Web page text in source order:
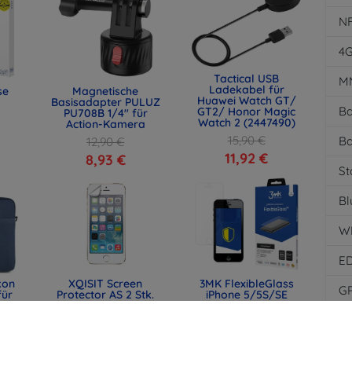
Magnetische
Basisadapter PULUZ
PU708B 1/4" für
Action-Kamera
12,90 €
8,93 €
Tactical USB
Ladekabel für
Huawei Watch GT/
GT2/ Honor Magic
Watch 2 (2447490)
15,90 €
11,92 €
XQISIT Screen
Protector AS 2 Stk.
für IPHONE
3MK FlexibleGlass
iPhone 5/5S/SE
hybrides Schutzglas